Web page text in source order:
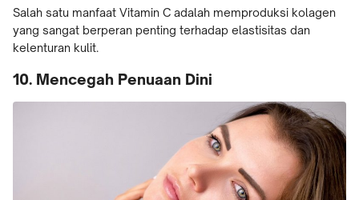
Salah satu manfaat Vitamin C adalah memproduksi kolagen
yang sangat berperan penting terhadap elastisitas dan
kelenturan kulit.
10. Mencegah Penuaan Dini